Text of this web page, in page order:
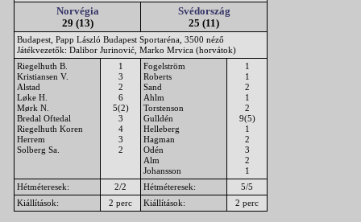
Norvégia
29 (13)
Svédország
25 (11)
Budapest, Papp László Budapest Sportaréna, 3500 néző
Játékvezetők: Dalibor Jurinović, Marko Mrvica (horvátok)
Riegelhuth B.
Kristiansen V.
Alstad
Løke H.
Mørk N.
Bredal Oftedal
Riegelhuth Koren
Herrem
Solberg Sa.
1
3
2
6
5(2)
3
4
3
2
Fogelström
Roberts
Sand
Ahlm
Torstenson
Gulldén
Helleberg
Hagman
Odén
Alm
Johansson
1
1
2
1
2
9(5)
1
2
3
2
1
Hétméteresek:
2/2 Hétméteresek:
5/5
Kiállítások:
2 perc Kiállítások: 2 perc